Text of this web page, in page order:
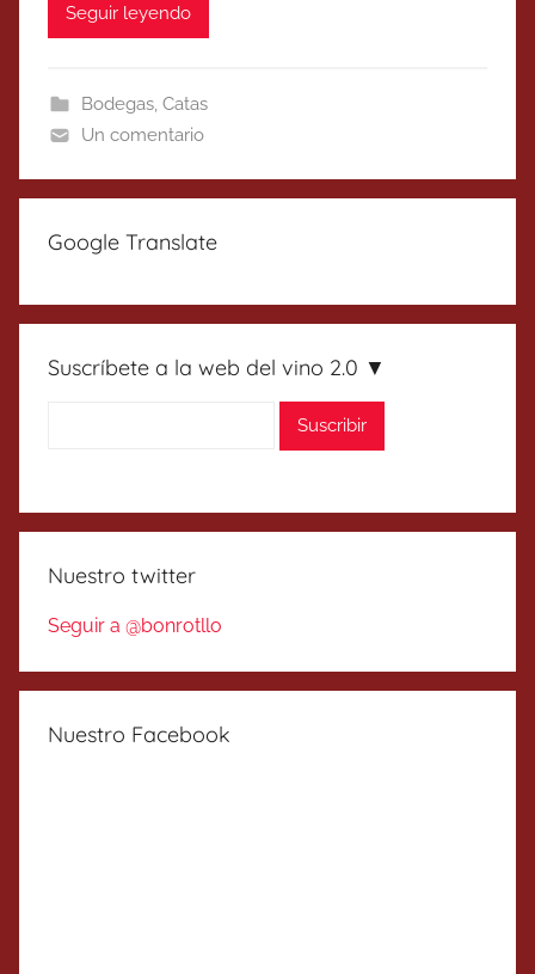
Seguir leyendo
Bodegas, Catas
Un comentario
Google Translate
Suscríbete a la web del vino 2.0 ▼
Nuestro twitter
Seguir a @bonrotllo
Nuestro Facebook